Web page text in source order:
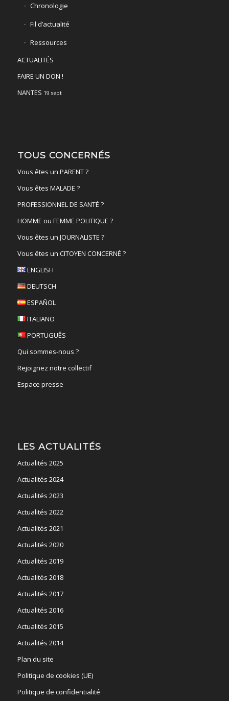
Chronologie
Fil d’actualité
Ressources
ACTUALITÉS
FAIRE UN DON !
NANTES 19 sept
TOUS CONCERNÉS
Vous êtes un PARENT ?
Vous êtes MALADE ?
PROFESSIONNEL DE SANTÉ ?
HOMME ou FEMME POLITIQUE ?
Vous êtes un JOURNALISTE ?
Vous êtes un CITOYEN CONCERNÉ ?
ENGLISH
DEUTSCH
ESPAÑOL
ITALIANO
PORTUGUÊS
Qui sommes-nous ?
Rejoignez notre collectif
Espace presse
LES ACTUALITÉS
Actualités 2025
Actualités 2024
Actualités 2023
Actualités 2022
Actualités 2021
Actualités 2020
Actualités 2019
Actualités 2018
Actualités 2017
Actualités 2016
Actualités 2015
Actualités 2014
Plan du site
Politique de cookies (UE)
Politique de confidentialité